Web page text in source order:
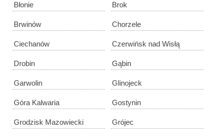
Błonie Brok
Brwinów Chorzele
Ciechanów Czerwińsk nad Wisłą
Drobin Gąbin
Garwolin Glinojeck
Góra Kalwaria Gostynin
Grodzisk Mazowiecki Grójec